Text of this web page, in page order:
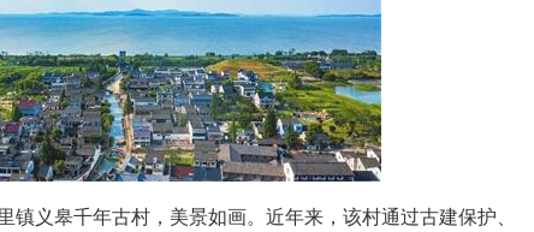
义皋千年古村，美景如画。近年来，该村通过古建保护、